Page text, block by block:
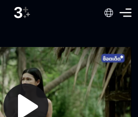
ไอ้ผีสารเลว มึงจับเมียกูมาทำไม
อุตส่าห์ทำดีด้วยทุกอย่าง แต่เขาไม่เห็นความดีเลย